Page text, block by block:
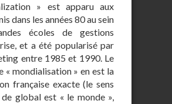
» est apparu aux
dans les années 80 au sein
écoles de gestions
et a été popularisé par
entre 1985 et 1990. Le
« mondialisation » en est la
française exacte (le sens
global est « le monde »,